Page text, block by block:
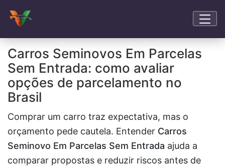
Carros Seminovos Em Parcelas
Sem Entrada: como avaliar
opções de parcelamento no
Brasil
Comprar um carro traz expectativa, mas o
orçamento pede cautela. Entender Carros
Seminovo Em Parcelas Sem Entrada ajuda a
comparar propostas e reduzir riscos antes de